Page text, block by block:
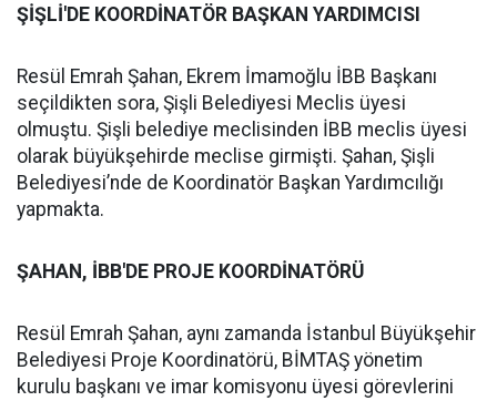
ŞİŞLİ'DE KOORDİNATÖR BAŞKAN YARDIMCISI
Resül Emrah Şahan, Ekrem İmamoğlu İBB Başkanı
seçildikten sora, Şişli Belediyesi Meclis üyesi
olmuştu. Şişli belediye meclisinden İBB meclis üyesi
olarak büyükşehirde meclise girmişti. Şahan, Şişli
Belediyesi’nde de Koordinatör Başkan Yardımcılığı
yapmakta.
ŞAHAN, İBB'DE PROJE KOORDİNATÖRÜ
Resül Emrah Şahan, aynı zamanda İstanbul Büyükşehir
Belediyesi Proje Koordinatörü, BİMTAŞ yönetim
kurulu başkanı ve imar komisyonu üyesi görevlerini